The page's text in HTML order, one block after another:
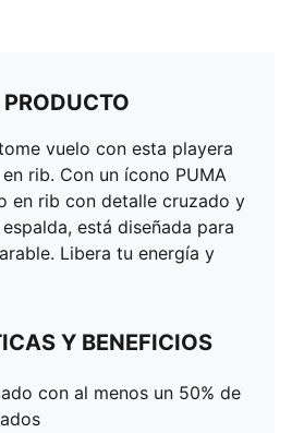
vuelo con esta playera
rib. Con un ícono PUMA
en rib con detalle cruzado y
está diseñada para
Libera tu energía y
Y BENEFICIOS
con al menos un 50% de